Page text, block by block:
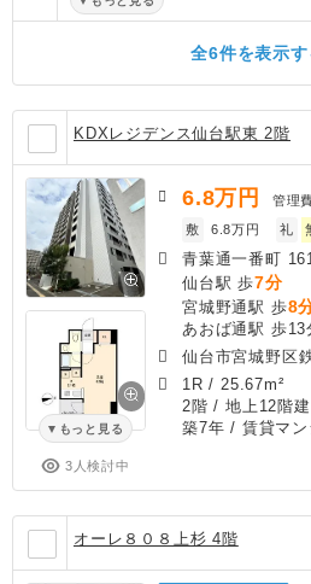
全6件を表示す
KDXレジデンス仙台駅東 2階
もっと見る
3人検討中
6.8万円 管理
敷
6.8万円 礼
青葉通一番町
仙台駅 歩7分
宮城野通駅 歩8
あおば通駅 歩13
仙台市宮城野区
1R / 25.67m²
2階 / 地上12階建
築7年 / 賃貸マン
オーレ８０８上杉 4階